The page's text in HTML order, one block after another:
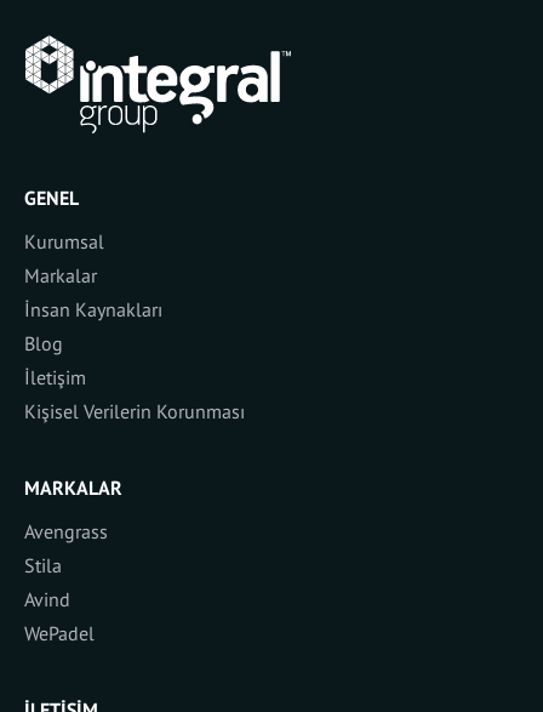
GENEL
Kurumsal
Markalar
İnsan Kaynakları
Blog
İletişim
Kişisel Verilerin Korunması
MARKALAR
Avengrass
Stila
Avind
WePadel